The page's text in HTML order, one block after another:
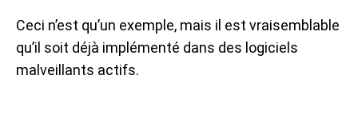
Ceci n’est qu’un exemple, mais il est vraisemblable
qu’il soit déjà implémenté dans des logiciels
malveillants actifs.